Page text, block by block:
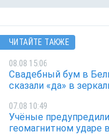
ЧИТАЙТЕ ТАКЖЕ
08.08 15:06
Свадебный бум в
сказали «да» в
07.08 10:49
Учёные
геомагнитном ударе